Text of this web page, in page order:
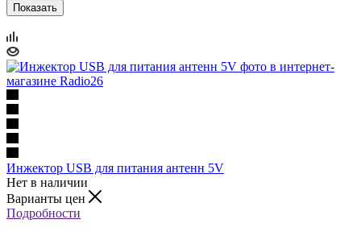
Показать
Инжектор USB для питания антенн 5V
Нет в наличии
Варианты цен
Подробности